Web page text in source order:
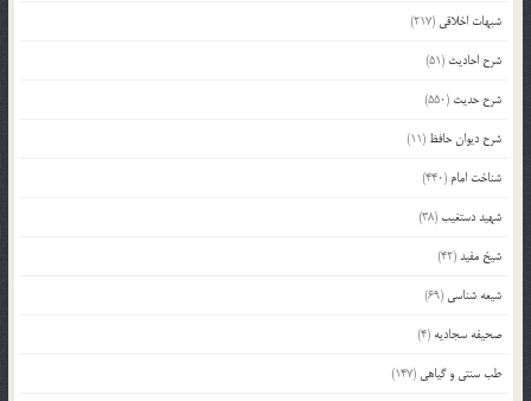
شبهات اخلاقی (217)
شرح احادیث (51)
شرح حدیث (550)
شرح دیوان حافظ (11)
شناخت امام (440)
شهید دستغیب(38)
شیخ مفید(42)
شیعه شناسی (69)
صحیفه سجادیه (4)
طب سنتی و گیاهی (147)